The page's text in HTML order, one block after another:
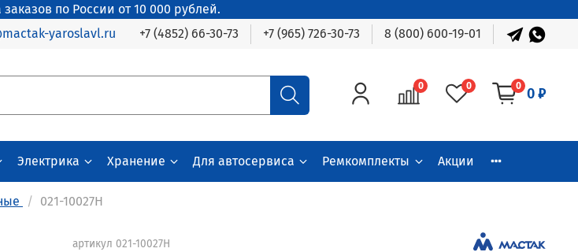
заказов по России от 10 000 рублей.
yaroslavl.ru +7 (4852) 66-30-73 +7 (965) 726-30-73 8 (800) 600-19-01
0 0 0 0 ₽
Электрика Хранение Для автосервиса Ремкомплекты Акции
021-10027H
артикул 021-10027H